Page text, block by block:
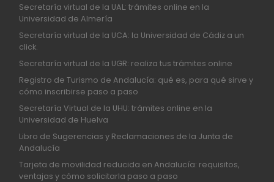
Secretaría virtual de la UAL: trámites online en la
Universidad de Almería
Secretaría virtual de la UCA: la Universidad de Cádiz a un
click.
Secretaría virtual de la UGR: realiza tus trámites online
Registro de Turismo de Andalucía: qué es, para qué sirve y
cómo inscribirse paso a paso
Secretaría Virtual de la UHU: trámites online en la
Universidad de Huelva
Libro de Sugerencias y Reclamaciones de la Junta de
Andalucía
Tarjeta de movilidad reducida en Andalucía: requisitos,
ventajas y cómo solicitarla paso a paso